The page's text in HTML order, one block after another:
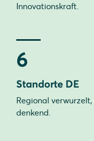
Innovationskraft.
6
Standorte DE
Regional
denkend.